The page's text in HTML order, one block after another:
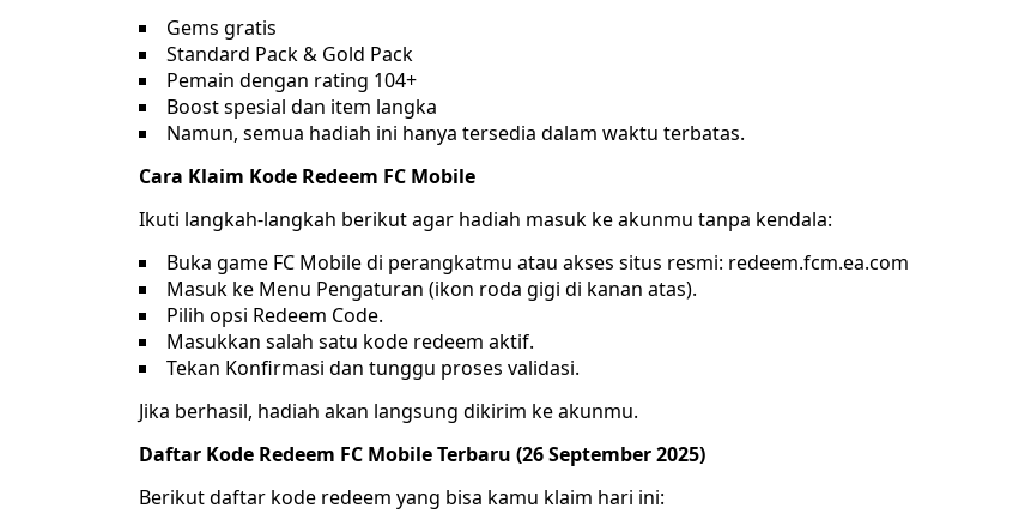
Gems gratis
Standard Pack & Gold Pack
Pemain dengan rating 104+
Boost spesial dan item langka
Namun, semua hadiah ini hanya tersedia dalam waktu terbatas.
Cara Klaim Kode Redeem FC Mobile
Ikuti langkah-langkah berikut agar hadiah masuk ke akunmu tanpa kendala:
Buka game FC Mobile di perangkatmu atau akses situs resmi: redeem.fcm.ea.com
Masuk ke Menu Pengaturan (ikon roda gigi di kanan atas).
Pilih opsi Redeem Code.
Masukkan salah satu kode redeem aktif.
Tekan Konfirmasi dan tunggu proses validasi.
Jika berhasil, hadiah akan langsung dikirim ke akunmu.
Daftar Kode Redeem FC Mobile Terbaru (26 September 2025)
Berikut daftar kode redeem yang bisa kamu klaim hari ini: